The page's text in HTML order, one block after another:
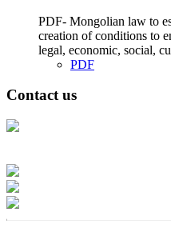
PDF- Mongolian law to
creation of conditions to
legal, economic, social,
PDF
Contact us